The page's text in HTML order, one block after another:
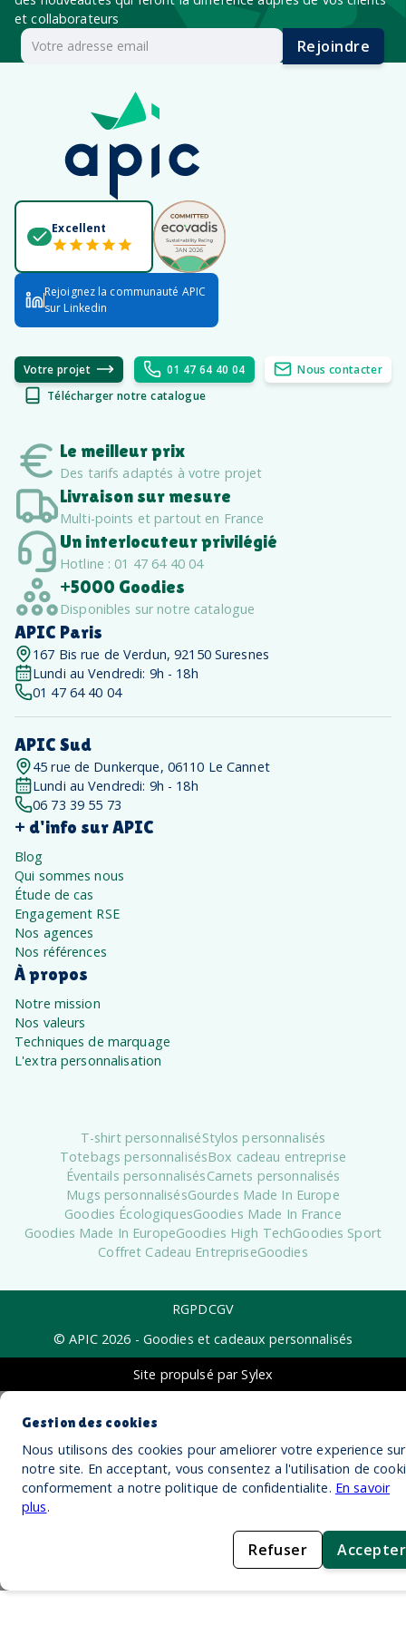
et collaborateurs
Rejoindre
Excellent
Rejoignez la communauté APIC
sur Linkedin
Votre projet 01 47 64 40 04
Nous contacter
Télécharger notre catalogue
Le meilleur prix
Des tarifs adaptés à votre projet
Livraison sur mesure
Multi-points et partout en France
Un interlocuteur privilégié
Hotline : 01 47 64 40 04
+5000 Goodies
Disponibles sur notre catalogue
APIC Paris
167 Bis rue de Verdun, 92150 Suresnes
Lundi au Vendredi: 9h - 18h
01 47 64 40 04
APIC Sud
45 rue de Dunkerque, 06110 Le Cannet
Lundi au Vendredi: 9h - 18h
06 73 39 55 73
+ d'info sur APIC
Blog
Qui sommes nous
Étude de cas
Engagement RSE
Nos agences
Nos références
À propos
Notre mission
Nos valeurs
Techniques de marquage
L'extra personnalisation
T-shirt personnaliséStylos personnalisés
Totebags personnalisésBox cadeau entreprise
Éventails personnalisésCarnets personnalisés
Mugs personnalisésGourdes Made In Europe
Goodies ÉcologiquesGoodies Made In France
Goodies Made In EuropeGoodies High TechGoodies Sport
Coffret Cadeau EntrepriseGoodies
RGPDCGV
© APIC 2026 - Goodies et cadeaux personnalisés
Site propulsé par Sylex
Gestion des cookies
Nous utilisons des cookies pour ameliorer votre experience sur
notre site. En acceptant, vous consentez a l'utilisation de
conformement a notre politique de confidentialite. En savoir
plus.
Refuser Accepter